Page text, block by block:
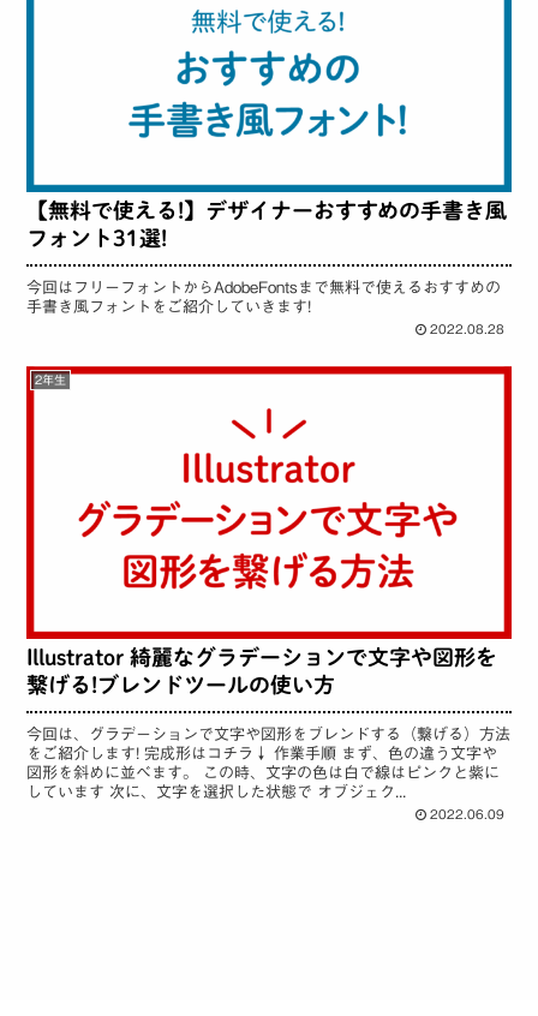
【無料で使える!】デザイナーおすすめの手書き風
フォント31選!
今回はフリーフォントからAdobeFontsまで無料で使えるおすすめの
手書き風フォントをご紹介していきます!
2022.08.28
2年生
Illustrator 綺麗なグラデーションで文字や図形を
繋げる!ブレンドツールの使い方
今回は、グラデーションで文字や図形をブレンドする（繋げる）方法
をご紹介します! 完成形はコチラ↓ 作業手順 まず、色の違う文字や
図形を斜めに並べます。 この時、文字の色は白で線はピンクと紫に
しています 次に、文字を選択した状態で オブジェク...
2022.06.09